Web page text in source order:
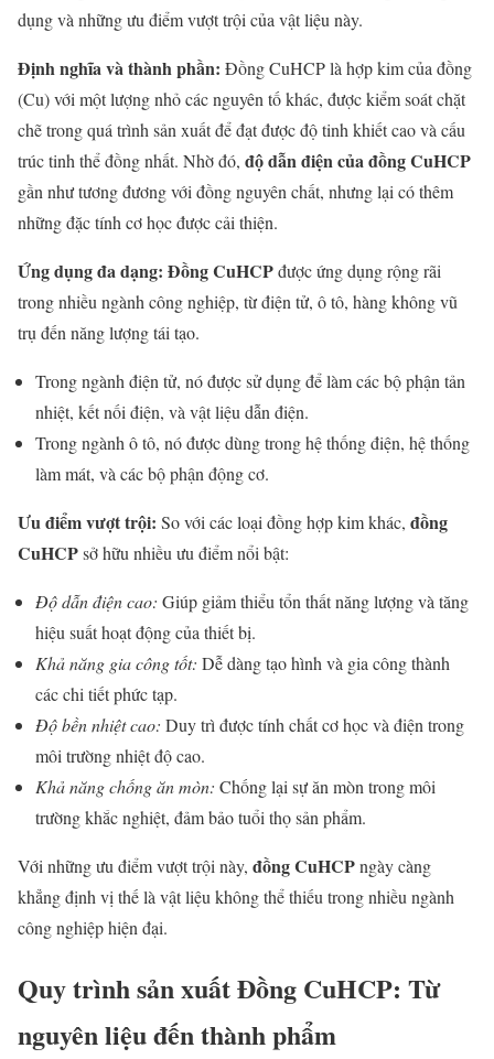
dụng và những ưu điểm vượt trội của vật liệu này.
Định nghĩa và thành phần: Đồng CuHCP là hợp kim của đồng
(Cu) với một lượng nhỏ các nguyên tố khác, được kiểm soát chặt
chẽ trong quá trình sản xuất để đạt được độ tinh khiết cao và cấu
trúc tinh thể đồng nhất. Nhờ đó, độ dẫn điện của đồng CuHCP
gần như tương đương với đồng nguyên chất, nhưng lại có thêm
những đặc tính cơ học được cải thiện.
Ứng dụng đa dạng: Đồng CuHCPđược ứng dụng rộng rãi
trong nhiều ngành công nghiệp, từ điện tử, ô tô, hàng không vũ
trụ đến năng lượng tái tạo.
Trong ngành điện tử, nó được sử dụng để làm các bộ phận tản
nhiệt, kết nối điện, và vật liệu dẫn điện.
Trong ngành ô tô, nó được dùng trong hệ thống điện, hệ thống
làm mát, và các bộ phận động cơ.
Ưu điểm vượt trội: So với các loại đồng hợp kim khác, đồng
CuHCPsở hữu nhiều ưu điểm nổi bật:
Độ dẫn điện cao: Giúp giảm thiểu tổn thất năng lượng và tăng
hiệu suất hoạt động của thiết bị.
Khả năng gia công tốt: Dễ dàng tạo hình và gia công thành
các chi tiết phức tạp.
Độ bền nhiệt cao: Duy trì được tính chất cơ học và điện trong
môi trường nhiệt độ cao.
Khả năng chống ăn mòn: Chống lại sự ăn mòn trong môi
trường khắc nghiệt, đảm bảo tuổi thọ sản phẩm.
Với những ưu điểm vượt trội này, đồng CuHCPngày càng
khẳng định vị thế là vật liệu không thể thiếu trong nhiều ngành
công nghiệp hiện đại.
Quy trình sản xuất Đồng CuHCP: Từ
nguyên liệu đến thành phẩm